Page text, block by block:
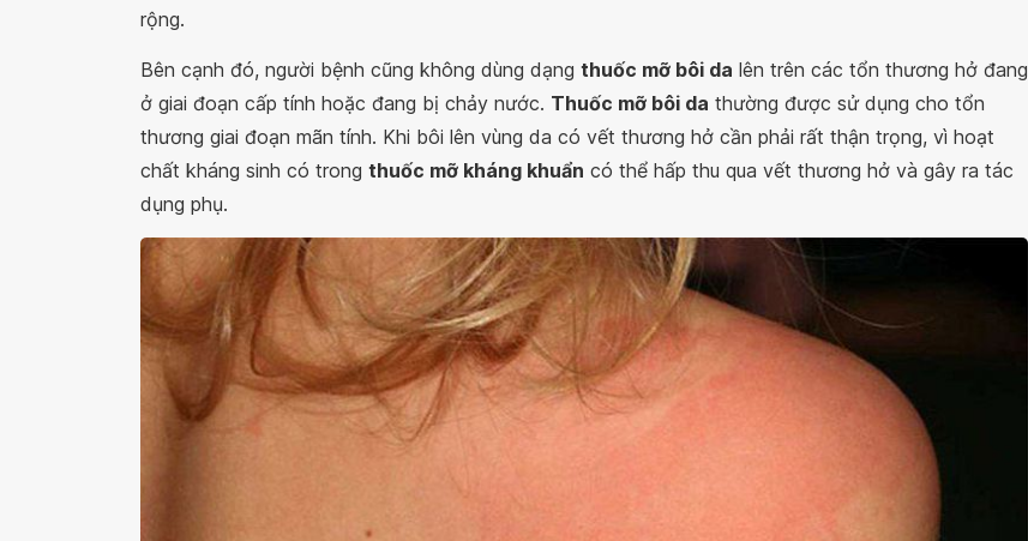
rộng.
Bên cạnh đó, người bệnh cũng không dùng dạng thuốc mỡ bôi da lên trên các tổn thương hở đang
ở giai đoạn cấp tính hoặc đang bị chảy nước. Thuốc mỡ bôi da thường được sử dụng cho tổn
thương giai đoạn mãn tính. Khi bôi lên vùng da có vết thương hở cần phải rất thận trọng, vì hoạt
chất kháng sinh có trong thuốc mỡ kháng khuẩn có thể hấp thu qua vết thương hở và gây ra tác
dụng phụ.